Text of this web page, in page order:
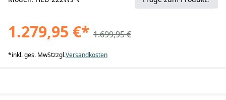
1.279,95 €* 1.699,95 €
*inkl. ges. MwStzzgl.Versandkosten